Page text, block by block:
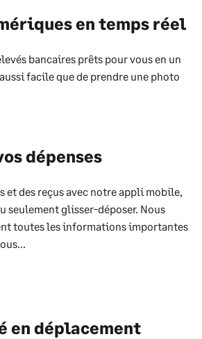
en temps réel
bancaires prêts pour vous en un
facile que de prendre une photo
dépenses
et des reçus avec notre appli mobile,
seulement glisser-déposer. Nous
toutes les informations importantes
en déplacement